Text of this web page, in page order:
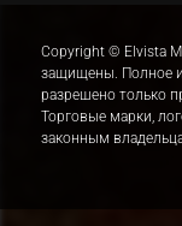
Copyright © Elvista
защищены. Полное
разрешено только
Торговые марки,
законным